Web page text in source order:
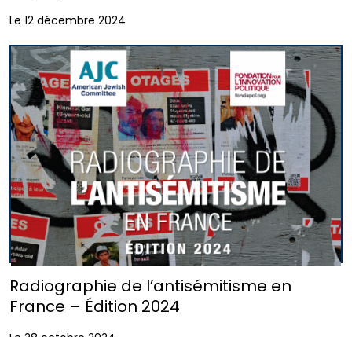
Le 12 décembre 2024
Radiographie de l’antisémitisme en
France – Édition 2024